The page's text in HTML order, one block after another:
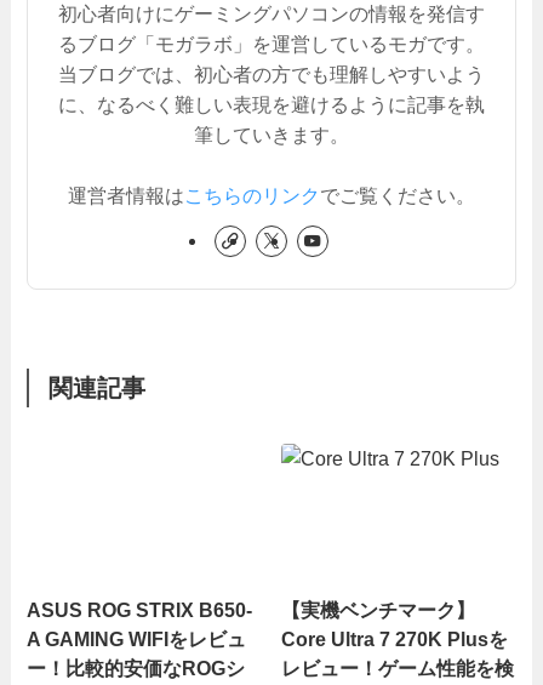
初心者向けにゲーミングパソコンの情報を発信す
るブログ「モガラボ」を運営しているモガです。
当ブログでは、初心者の方でも理解しやすいよう
に、なるべく難しい表現を避けるように記事を執
筆していきます。
運営者情報はこちらのリンク でご覧ください。
関連記事
ASUS ROG STRIX B650-
A GAMING WIFIをレビュ
ー！比較的安価なROGシ
【実機ベンチマーク】
Core Ultra 7 270K Plusを
レビュー！ゲーム性能を検